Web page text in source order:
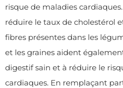
risque de maladies
réduire le taux de cholestérol
fibres présentes dans les
et les graines aident
digestif sain et à réduire le
cardiaques. En remplaçant